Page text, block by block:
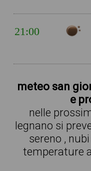
21:00
meteo san
e
nelle
legnano si
sereno ,
temperature